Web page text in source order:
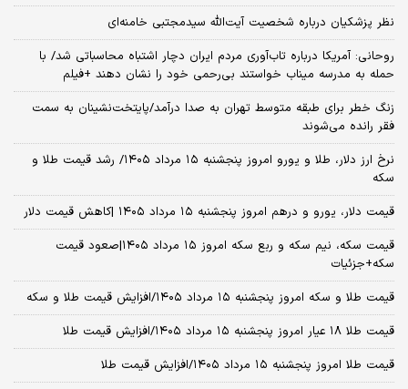
نظر پزشکیان درباره شخصیت آیت‌الله سیدمجتبی خامنه‌ای
روحانی: آمریکا درباره تاب‌آوری مردم ایران دچار اشتباه محاسباتی شد/ با
حمله به مدرسه میناب خواستند بی‌رحمی خود را نشان دهند +فیلم
زنگ خطر برای طبقه متوسط تهران به صدا درآمد/پایتخت‌نشینان به سمت
فقر رانده می‌شوند
نرخ ارز دلار، طلا و یورو امروز پنجشنبه ۱۵ مرداد ۱۴۰۵/ رشد قیمت طلا و
سکه
قیمت دلار، یورو و درهم امروز پنجشنبه ۱۵ مرداد ۱۴۰۵ |کاهش قیمت دلار
قیمت سکه، نیم سکه و ربع سکه امروز ۱۵ مرداد ۱۴۰۵|صعود قیمت
سکه+جزئیات
قیمت طلا و سکه امروز پنجشنبه ۱۵ مرداد ۱۴۰۵/افزایش قیمت طلا و سکه
قیمت طلا ۱۸ عیار امروز پنجشنبه ۱۵ مرداد ۱۴۰۵/افزایش قیمت طلا
قیمت طلا امروز پنجشنبه ۱۵ مرداد ۱۴۰۵/افزایش قیمت طلا